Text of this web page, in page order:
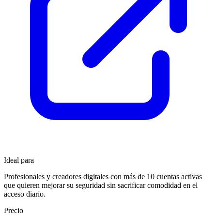
Ideal para
Profesionales y creadores digitales con más de 10 cuentas activas
que quieren mejorar su seguridad sin sacrificar comodidad en el
acceso diario.
Precio